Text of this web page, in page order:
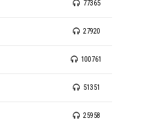
77365
27920
100761
51351
25958